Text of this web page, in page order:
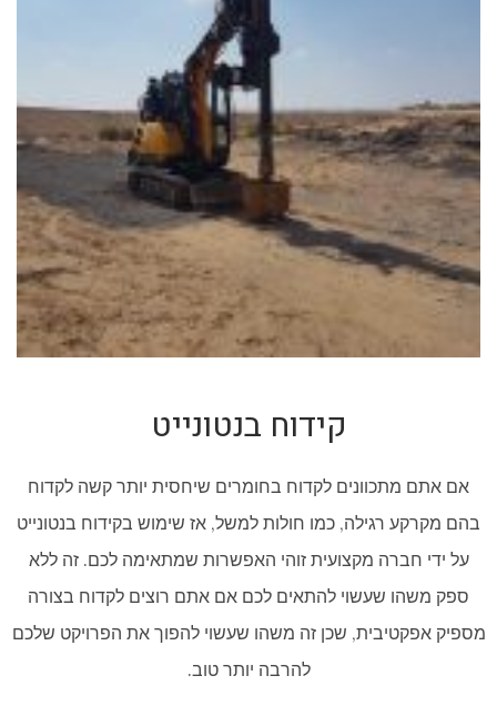
קידוח בנטונייט
אם אתם מתכוונים לקדוח בחומרים שיחסית יותר קשה לקדוח
בהם מקרקע רגילה, כמו חולות למשל, אז שימוש בקידוח בנטונייט
על ידי חברה מקצועית זוהי האפשרות שמתאימה לכם. זה ללא
ספק משהו שעשוי להתאים לכם אם אתם רוצים לקדוח בצורה
מספיק אפקטיבית, שכן זה משהו שעשוי להפוך את הפרויקט שלכם
להרבה יותר טוב.